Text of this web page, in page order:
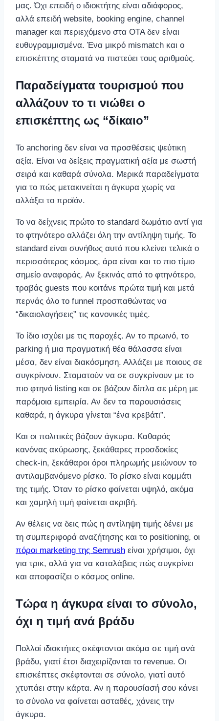
μας. Όχι επειδή ο ιδιοκτήτης είναι αδιάφορος,
αλλά επειδή website, booking engine, channel
manager και περιεχόμενο στα OTA δεν είναι
ευθυγραμμισμένα. Ένα μικρό mismatch και ο
επισκέπτης σταματά να πιστεύει τους αριθμούς.
Παραδείγματα τουρισμού που
αλλάζουν το τι νιώθει ο
επισκέπτης ως “δίκαιο”
Το anchoring δεν είναι να προσθέσεις ψεύτικη
αξία. Είναι να δείξεις πραγματική αξία με σωστή
σειρά και καθαρά σύνολα. Μερικά παραδείγματα
για το πώς μετακινείται η άγκυρα χωρίς να
αλλάξει το προϊόν.
Το να δείχνεις πρώτο το standard δωμάτιο αντί για
το φτηνότερο αλλάζει όλη την αντίληψη τιμής. Το
standard είναι συνήθως αυτό που κλείνει τελικά ο
περισσότερος κόσμος, άρα είναι και το πιο τίμιο
σημείο αναφοράς. Αν ξεκινάς από το φτηνότερο,
τραβάς guests που κοιτάνε πρώτα τιμή και μετά
περνάς όλο το funnel προσπαθώντας να
“δικαιολογήσεις” τις κανονικές τιμές.
Το ίδιο ισχύει με τις παροχές. Αν το πρωινό, το
parking ή μια πραγματική θέα θάλασσα είναι
μέσα, δεν είναι διακόσμηση. Αλλάζει με ποιους σε
συγκρίνουν. Σταματούν να σε συγκρίνουν με το
πιο φτηνό listing και σε βάζουν δίπλα σε μέρη με
παρόμοια εμπειρία. Αν δεν τα παρουσιάσεις
καθαρά, η άγκυρα γίνεται “ένα κρεβάτι”.
Και οι πολιτικές βάζουν άγκυρα. Καθαρός
κανόνας ακύρωσης, ξεκάθαρες προσδοκίες
check-in, ξεκάθαροι όροι πληρωμής μειώνουν το
αντιλαμβανόμενο ρίσκο. Το ρίσκο είναι κομμάτι
της τιμής. Όταν το ρίσκο φαίνεται υψηλό, ακόμα
και χαμηλή τιμή φαίνεται ακριβή.
Αν θέλεις να δεις πώς η αντίληψη τιμής δένει με
τη συμπεριφορά αναζήτησης και το positioning, οι
πόροι marketing της Semrush είναι χρήσιμοι, όχι
για τρικ, αλλά για να καταλάβεις πώς συγκρίνει
και αποφασίζει ο κόσμος online.
Τώρα η άγκυρα είναι το σύνολο,
όχι η τιμή ανά βράδυ
Πολλοί ιδιοκτήτες σκέφτονται ακόμα σε τιμή ανά
βράδυ, γιατί έτσι διαχειρίζονται το revenue. Οι
επισκέπτες σκέφτονται σε σύνολο, γιατί αυτό
χτυπάει στην κάρτα. Αν η παρουσίασή σου κάνει
το σύνολο να φαίνεται ασταθές, χάνεις την
άγκυρα.